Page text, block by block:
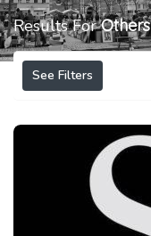
Results ForOthers
See Filters